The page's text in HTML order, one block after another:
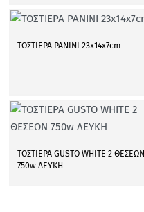
ΤΟΣΤΙΕΡΑ PANINI 23x14x7cm
ΤΟΣΤΙΕΡΑ GUSTO WHITE 2 ΘΕΣΕΩΝ
750w ΛΕΥΚΗ